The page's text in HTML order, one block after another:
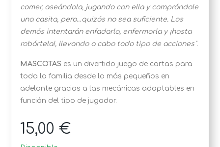
comer, aseándola, jugando con ella y comprándole
una casita, pero…quizás no sea suficiente. Los
demás intentarán enfadarla, enfermarla y ¡hasta
robártela!, llevando a cabo todo tipo de acciones".
MASCOTAS es un divertido juego de cartas para
toda la familia desde lo más pequeños en
adelante gracias a las mecánicas adaptables en
función del tipo de jugador.
15,00 €